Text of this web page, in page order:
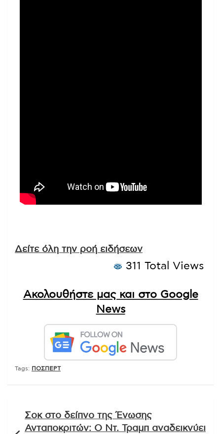
Δείτε όλη την ροή ειδήσεων
311 Total Views
Ακολουθήστε μας και στο Google
News
Tags: ΠΟΣΠΕΡΤ
άρθρων
Σοκ στο δείπνο της Ένωσης
Ανταποκριτών: Ο Ντ. Τραμπ αναδεικνύει